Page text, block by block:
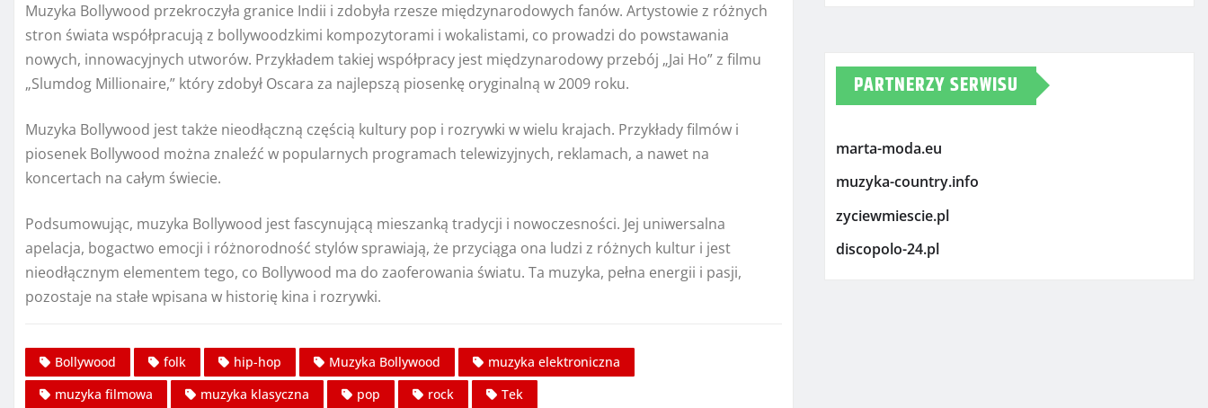
Muzyka Bollywood przekroczyła granice Indii i zdobyła rzesze międzynarodowych fanów. Artystowie z różnych
stron świata współpracują z bollywoodzkimi kompozytorami i wokalistami, co prowadzi do powstawania
nowych, innowacyjnych utworów. Przykładem takiej współpracy jest międzynarodowy przebój „Jai Ho” z filmu
„Slumdog Millionaire,” który zdobył Oscara za najlepszą piosenkę oryginalną w 2009 roku.
Muzyka Bollywood jest także nieodłączną częścią kultury pop i rozrywki w wielu krajach. Przykłady filmów i
piosenek Bollywood można znaleźć w popularnych programach telewizyjnych, reklamach, a nawet na
koncertach na całym świecie.
Podsumowując, muzyka Bollywood jest fascynującą mieszanką tradycji i nowoczesności. Jej uniwersalna
apelacja, bogactwo emocji i różnorodność stylów sprawiają, że przyciąga ona ludzi z różnych kultur i jest
nieodłącznym elementem tego, co Bollywood ma do zaoferowania światu. Ta muzyka, pełna energii i pasji,
pozostaje na stałe wpisana w historię kina i rozrywki.
Bollywood folk hip-hop Muzyka Bollywood
muzyka elektroniczna
muzyka filmowa
muzyka klasyczna pop rock Tek
PARTNERZY SERWISU
marta-moda.eu
muzyka-country.info
zyciewmiescie.pl
discopolo-24.pl